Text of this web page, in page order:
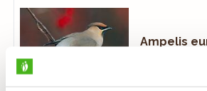
Ampelis